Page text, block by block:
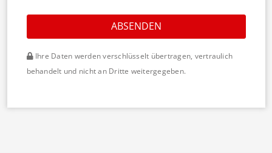
ABSENDEN
Ihre Daten werden verschlüsselt übertragen, vertraulich
behandelt und nicht an Dritte weitergegeben.